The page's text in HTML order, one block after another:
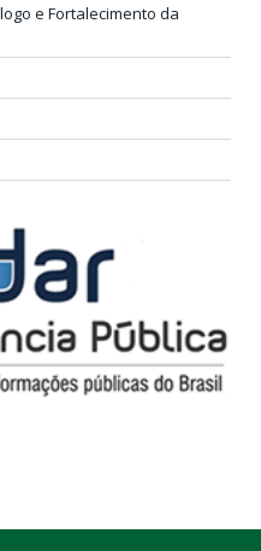
e Fortalecimento da